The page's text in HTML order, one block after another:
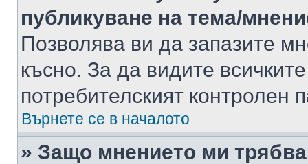
публикуване на тема/
Позволява ви да запазите
късно. За да видите
потребителският контролен
Върнете се в началото
» Защо мнението ми